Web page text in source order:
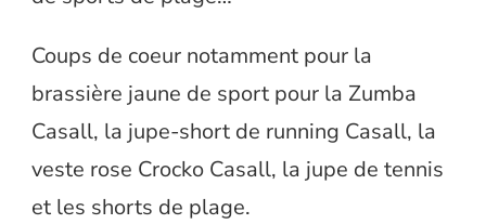
Coups de coeur notamment pour la
brassière jaune de sport pour la Zumba
Casall, la jupe-short de running Casall, la
veste rose Crocko Casall, la jupe de tennis
et les shorts de plage.